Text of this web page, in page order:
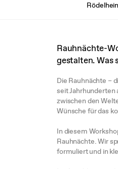
Rauhnächte-
gestalten. Was
Die Rauhnächte –
seit Jahrhunderten
zwischen den
Wünsche für das
In diesem
Rauhnächte. Wir
formuliert und in